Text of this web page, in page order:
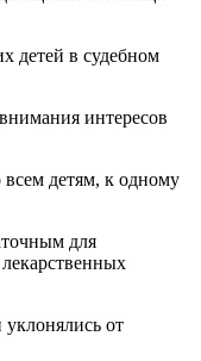
детей в судебном
интересов
всем детям, к одному
для
от